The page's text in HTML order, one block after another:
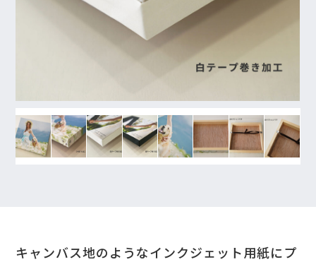
キャンバス地のようなインクジェット用紙にプ